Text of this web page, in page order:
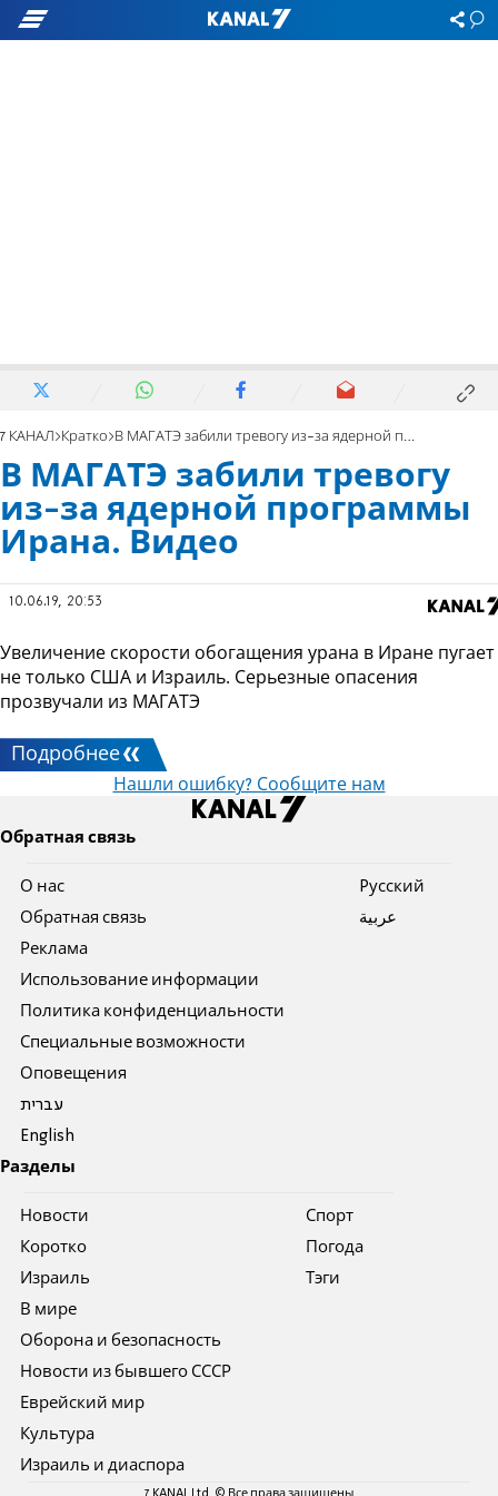
7 КАНАЛ Кратко В МАГАТЭ забили тревогу из-за ядерной программы Ирана. Видео
В МАГАТЭ забили тревогу
из-за ядерной программы
Ирана. Видео
10.06.19, 20:53
Увеличение скорости обогащения урана в Иране пугает
не только США и Израиль. Серьезные опасения
прозвучали из МАГАТЭ
Подробнее
Нашли ошибку? Сообщите нам
Обратная связь
О нас
Обратная связь
Реклама
Использование информации
Политика конфиденциальности
Специальные возможности
Оповещения
עברית
English
Pусский
عربية
Разделы
Новости
Коротко
Израиль
В мире
Оборона и безопасность
Новости из бывшего СССР
Еврейский мир
Культура
Израиль и диаспора
Спорт
Погода
Тэги